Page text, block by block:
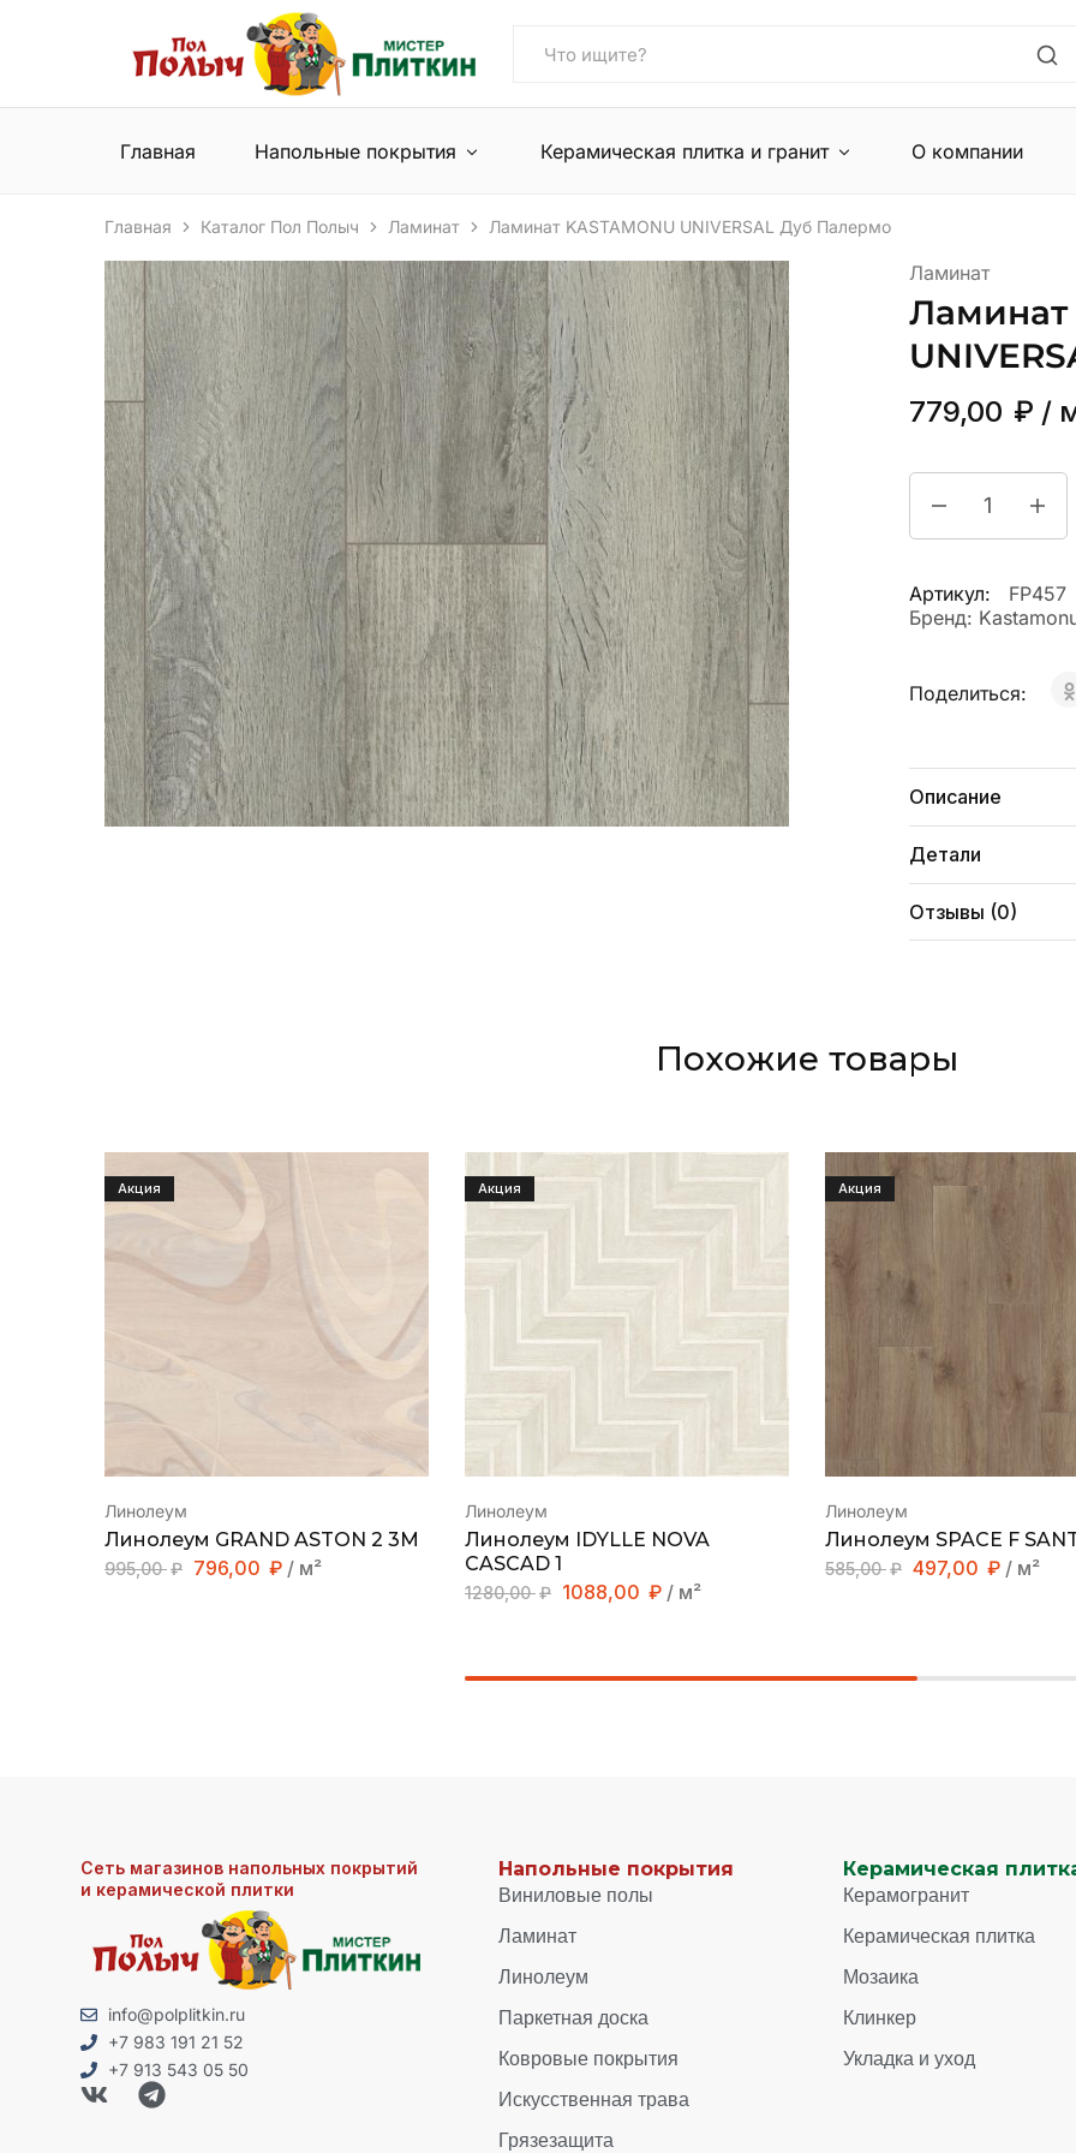
Пол
Полыч
Плиткин
Сеть
магазинов
и
керамической
Главная Напольные покрытия Керамическая плитка и гранит О компании
Главная Каталог Пол Полыч Ламинат Ламинат KASTAMONU UNIVERSAL Дуб Палермо
Ламинат
Ламинат
779,00 ₽ /
Артикул:
FP457
Бренд:
Поделиться:
Описание
Детали
Отзывы (0)
Похожие товары
Акция
Линолеум
Линолеум GRAND ASTON 2 3M
995,00₽ 796,00 ₽ / м²
Акция
Линолеум
Линолеум IDYLLE NOVA
CASCAD 1
1280,00₽ 1088,00 ₽ / м²
Акция
Линолеум
Линолеум SPACE F
585,00₽ 497,00 ₽ / м²
Сеть магазинов напольных покрытий
и керамической плитки
info@polplitkin.ru
+7 983 191 21 52
+7 913 543 05 50
Напольные покрытия
Виниловые полы
Ламинат
Линолеум
Паркетная доска
Ковровые покрытия
Искусственная трава
Грязезащита
Керамическая
Керамогранит
Керамическая плитка
Мозаика
Клинкер
Укладка и уход